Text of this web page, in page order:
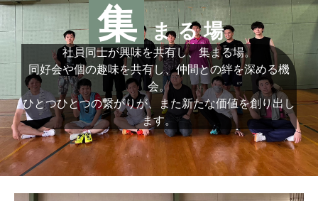
集 まる場
社員同士が興味を共有し、集まる場。
同好会や個の趣味を共有し、仲間との絆を深める機
会。
ひとつひとつの繋がりが、また新たな価値を創り出し
ます。